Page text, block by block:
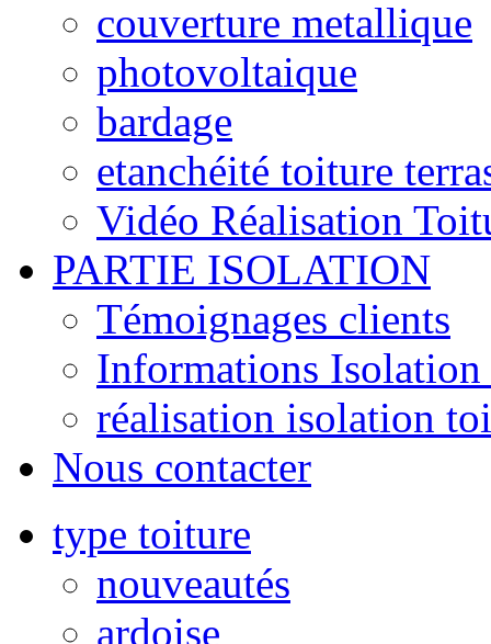
couverture metallique
photovoltaique
bardage
etanchéité toiture
Vidéo Réalisation
PARTIE ISOLATION
Témoignages clients
Informations
réalisation isolation
Nous contacter
type toiture
nouveautés
ardoise